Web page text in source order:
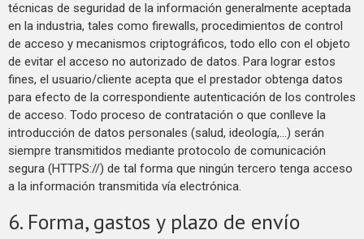
técnicas de seguridad de la información generalmente aceptada
en la industria, tales como firewalls, procedimientos de control
de acceso y mecanismos criptográficos, todo ello con el objeto
de evitar el acceso no autorizado de datos. Para lograr estos
fines, el usuario/cliente acepta que el prestador obtenga datos
para efecto de la correspondiente autenticación de los controles
de acceso. Todo proceso de contratación o que conlleve la
introducción de datos personales (salud, ideología,…) serán
siempre transmitidos mediante protocolo de comunicación
segura (HTTPS://) de tal forma que ningún tercero tenga acceso
a la información transmitida vía electrónica.
6. Forma, gastos y plazo de envío